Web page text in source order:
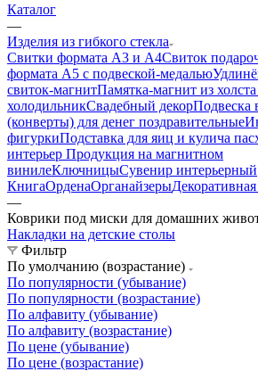
Каталог
—
Изделия из гибкого стекла
Свитки формата А3 и А4Свиток
формата А5 с подвеской-медалью
свиток-магнитПамятка-магнит из
холодильникСвадебный декорПодвеска
(конверты) для денег поздравительные
фигуркиПодставка для яиц и кулича
интерьер Продукция на магнитном
винилеКлючницыСувенир интерьерный
КнигаОрденаОрганайзеры
—
Коврики под миски для домашних
Накладки на детские столы
Фильтр
По умолчанию (возрастание)
По популярности (убывание)
По популярности (возрастание)
По алфавиту (убывание)
По алфавиту (возрастание)
По цене (убывание)
По цене (возрастание)